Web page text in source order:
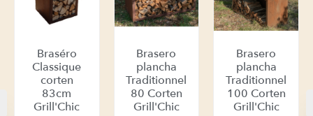
Braséro
Classique
corten
83cm
Grill'Chic
Brasero
plancha
Traditionnel
80 Corten
Grill'Chic
Brasero
plancha
Traditionnel
100 Corten
Grill'Chic